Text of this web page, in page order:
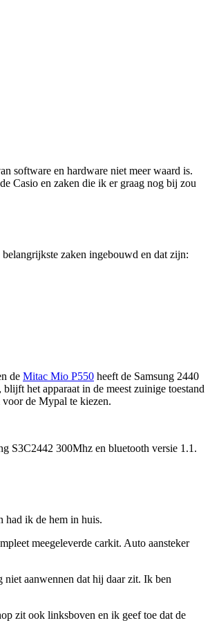
software en hardware niet meer waard is.
Casio en zaken die ik er graag nog bij zou
zaken ingebouwd en dat zijn:
de Mitac Mio P550 heeft de Samsung 2440
het apparaat in de meest zuinige toestand
de Mypal te kiezen.
S3C2442 300Mhz en bluetooth versie 1.1.
had ik de hem in huis.
meegeleverde carkit. Auto aansteker
niet aanwennen dat hij daar zit. Ik ben
zit ook linksboven en ik geef toe dat de